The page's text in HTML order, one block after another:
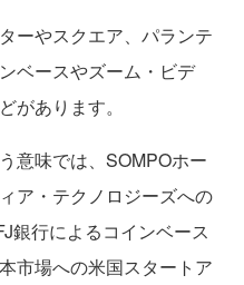
ーやスクエア、パランテ
ベースやズーム・ビデ
があります。
意味では、SOMPOホー
ア・テクノロジーズへの
銀行によるコインベース
市場への米国スタートア